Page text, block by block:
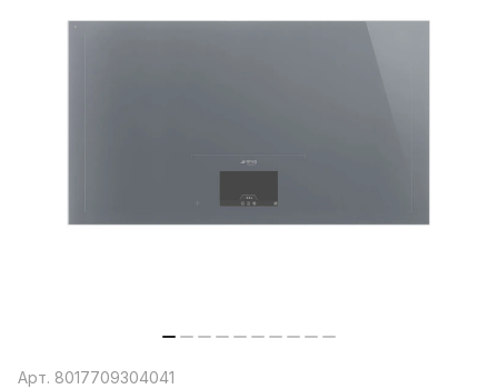
Арт. 8017709304041